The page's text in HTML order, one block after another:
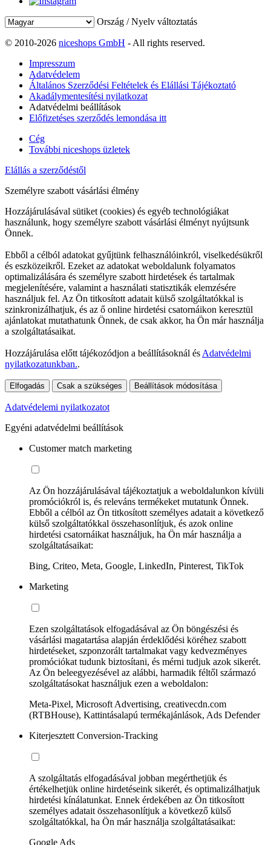
Ország / Nyelv változtatás
© 2010-2026 niceshops GmbH - All rights reserved.
Impresszum
Adatvédelem
Általános Szerződési Feltételek és Elállási Tájékoztató
Akadálymentesítési nyilatkozat
Adatvédelmi beállítások
Előfizetéses szerződés lemondása itt
Cég
További niceshops üzletek
Elállás a szerződéstől
Személyre szabott vásárlási élmény
Hozzájárulásával sütiket (cookies) és egyéb technológiákat
használunk, hogy személyre szabott vásárlási élményt nyújtsunk
Önnek.
Ebből a célból adatokat gyűjtünk felhasználóinkról, viselkedésükről
és eszközeikről. Ezeket az adatokat weboldalunk folyamatos
optimalizálására és személyre szabott hirdetések és tartalmak
megjelenítésére, valamint a használati statisztikák elemzésére
használjuk fel. Az Ön titkosított adatait külső szolgáltatókkal is
szinkronizálhatjuk, és az ő online hirdetési csatornáikon keresztül
ajánlatokat mutathatunk Önnek, de csak akkor, ha Ön már használja
a szolgáltatásaikat.
Hozzájárulása előtt tájékozódjon a beállításoknál és Adatvédelmi
nyilatkozatunkban..
Elfogadás Csak a szükséges Beállítások módosítása
Adatvédelemi nyilatkozatot
Egyéni adatvédelmi beállítások
Customer match marketing
Az Ön hozzájárulásával tájékoztatjuk a weboldalunkon kívüli
promóciókról is, és releváns termékeket mutatunk Önnek.
Ebből a célból az Ön titkosított személyes adatait a következő
külső szolgáltatókkal összehasonlítjuk, és azok online
hirdetési csatornáikat használjuk, ha Ön már használja a
szolgáltatásaikat:
Bing, Criteo, Meta, Google, LinkedIn, Pinterest, TikTok
Marketing
Ezen szolgáltatások elfogadásával az Ön böngészési és
vásárlási magatartása alapján érdeklődési köréhez szabott
hirdetéseket, szponzorált tartalmakat vagy kedvezményes
promóciókat tudunk biztosítani, és mérni tudjuk azok sikerét.
Az Ön beleegyezésével az alábbi, harmadik féltől származó
szolgáltatásokat használjuk ezen a weboldalon:
Meta-Pixel, Microsoft Advertising, creativecdn.com
(RTBHouse), Kattintásalapú termékajánlások, Ads Defender
Kiterjesztett Conversion-Tracking
A szolgáltatás elfogadásával jobban megérthetjük és
értékelhetjük online hirdetéseink sikerét, és optimalizálhatjuk
hirdetési kínálatunkat. Ennek érdekében az Ön titkosított
személyes adatait összehasonlítjuk a következő külső
szolgáltatókkal, ha Ön már használja szolgáltatásaikat:
Google Ads